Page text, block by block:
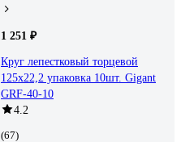
1 251 ₽
Круг лепестковый торцевой
125x22,2 упаковка 10шт. Gigant
GRF-40-10
4.2
(67)